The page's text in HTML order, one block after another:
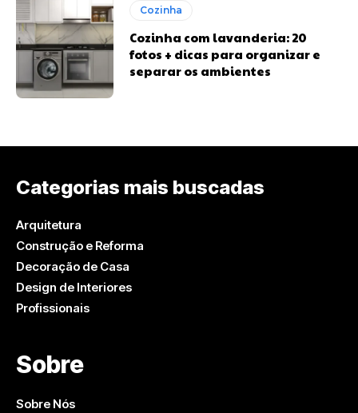
Cozinha
Cozinha com lavanderia: 20
fotos + dicas para organizar e
separar os ambientes
Categorias mais buscadas
Arquitetura
Construção e Reforma
Decoração de Casa
Design de Interiores
Profissionais
Sobre
Sobre Nós